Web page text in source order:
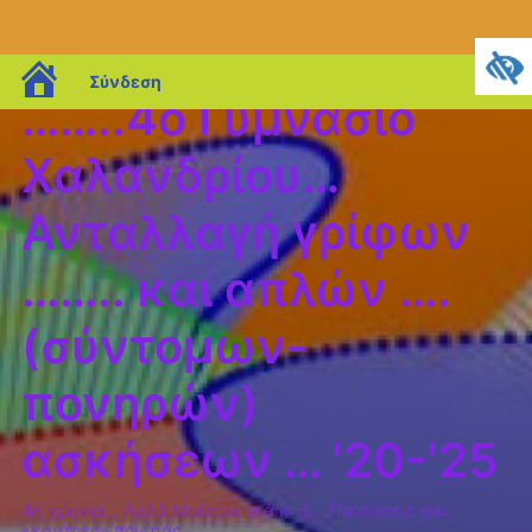
blogs.sch.gr
Σύνδεση
……..4o Γυμνάσιο
Χαλανδρίου…
Ανταλλαγή γρίφων
…….. και απλών ….
(σύντομων-
πονηρών)
ασκήσεων … '20-'25
4η χρονιά… Απλά Μαθηματικά κ. ά… Προτάσεις και